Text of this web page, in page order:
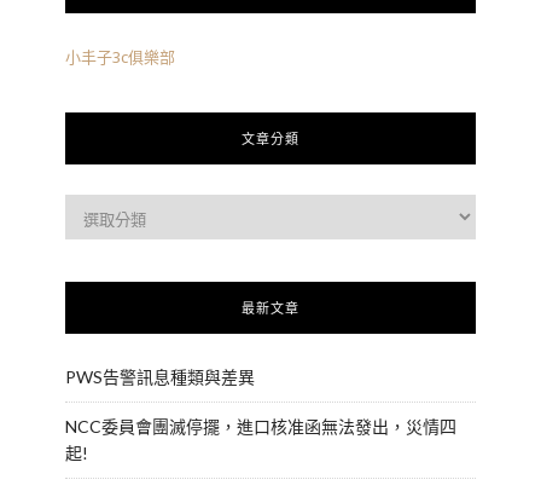
小丰子3c俱樂部
文章分類
最新文章
PWS告警訊息種類與差異
NCC委員會團滅停擺，進口核准函無法發出，災情四
起!